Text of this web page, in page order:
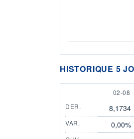
HISTORIQUE 5
2
02-08
DER.
8,1734
VAR. 0,00%